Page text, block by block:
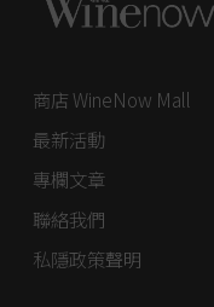
商店 WineNow Mall
最新活動
專欄文章
聯絡我們
私隱政策聲明